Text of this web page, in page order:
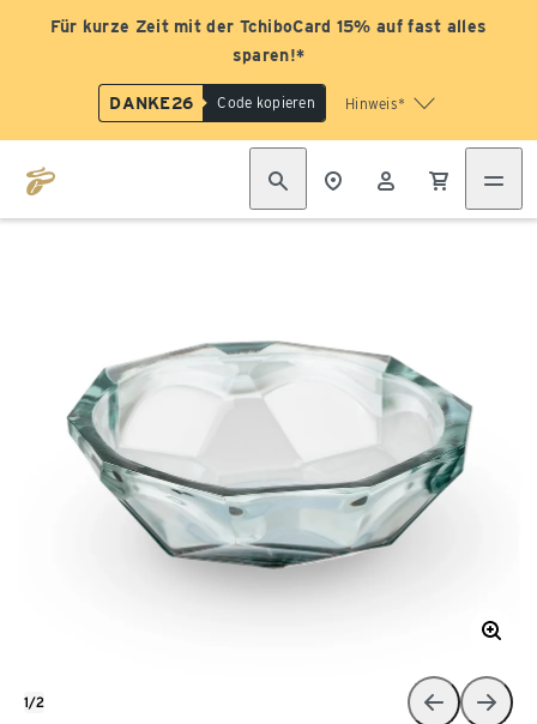
Für kurze Zeit mit der TchiboCard 15% auf fast alles
sparen!*
DANKE26 Code kopieren Hinweis*
1/2